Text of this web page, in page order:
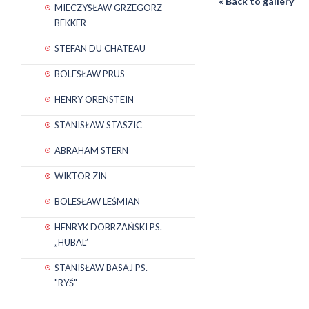
MIECZYSŁAW GRZEGORZ
BEKKER
STEFAN DU CHATEAU
BOLESŁAW PRUS
HENRY ORENSTEIN
STANISŁAW STASZIC
ABRAHAM STERN
WIKTOR ZIN
BOLESŁAW LEŚMIAN
HENRYK DOBRZAŃSKI PS.
„HUBAL”
STANISŁAW BASAJ PS.
"RYŚ"